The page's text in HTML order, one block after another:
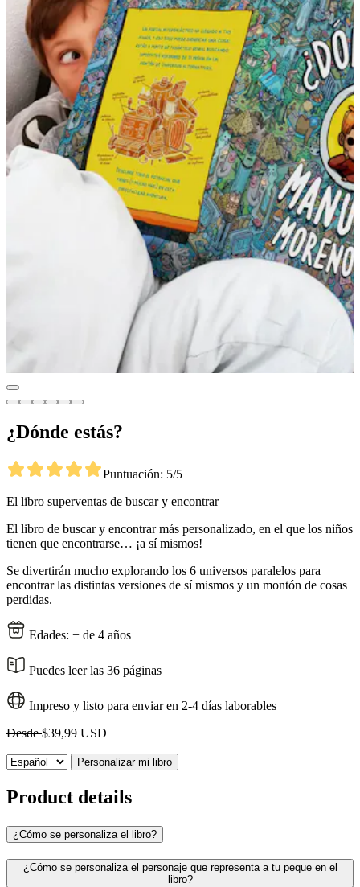
¿Dónde estás?
Puntuación: 5/5
El libro superventas de buscar y encontrar
El libro de buscar y encontrar más personalizado, en el que los niños
tienen que encontrarse… ¡a sí mismos!
Se divertirán mucho explorando los 6 universos paralelos para
encontrar las distintas versiones de sí mismos y un montón de cosas
perdidas.
Edades: + de 4 años
Puedes leer las 36 páginas
Impreso y listo para enviar en 2-4 días laborables
Desde$39,99 USD
Personalizar mi libro
Product details
¿Cómo se personaliza el libro?
¿Cómo se personaliza el personaje que representa a tu peque en el
libro?